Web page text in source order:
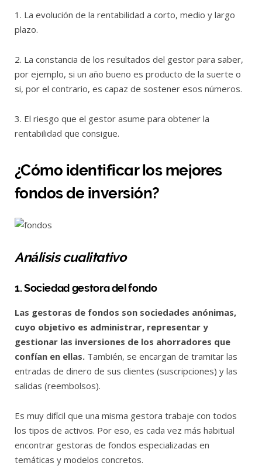
1. La evolución de la rentabilidad a corto, medio y largo
plazo.
2. La constancia de los resultados del gestor para saber,
por ejemplo, si un año bueno es producto de la suerte o
si, por el contrario, es capaz de sostener esos números.
3. El riesgo que el gestor asume para obtener la
rentabilidad que consigue.
¿Cómo identificar los mejores
fondos de inversión?
Análisis cualitativo
1. Sociedad gestora del fondo
Las gestoras de fondos son sociedades anónimas,
cuyo objetivo es administrar, representar y
gestionar las inversiones de los ahorradores que
confían en ellas. También, se encargan de tramitar las
entradas de dinero de sus clientes (suscripciones) y las
salidas (reembolsos).
Es muy difícil que una misma gestora trabaje con todos
los tipos de activos. Por eso, es cada vez más habitual
encontrar gestoras de fondos especializadas en
temáticas y modelos concretos.